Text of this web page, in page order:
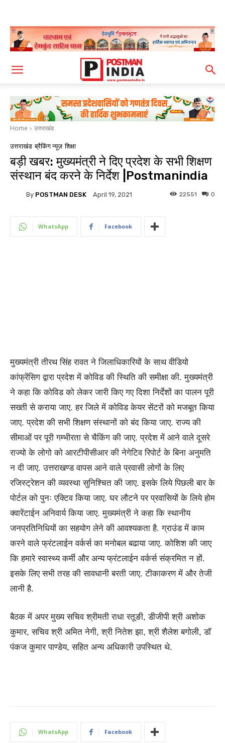
Home उत्तराखंड
उत्तराखंड ब्रैकिंग न्यूज़ शिक्षा
बड़ी खबर: मुख्यमंत्री ने दिए प्रदेश के सभी शिक्षण
संस्थान बंद करने के निर्देश |Postmanindia
By POSTMAN DESK April 19, 2021 0
22551
WhatsApp Facebook
मुख्यमंत्री तीरथ सिंह रावत ने जिलाधिकारियों के साथ वीडियो
कांफ्रेंसिग द्वारा प्रदेश में कोविड की स्थिति की समीक्षा की. मुख्यमंत्री
ने कहा कि कोविड को लेकर जारी किए गए दिशा निर्देशों का पालन पूरी
सख्ती से कराया जाए. हर जिले में कोविड केयर सेंटरों को मजबूत किया
जाए. प्रदेश की सभी शिक्षण संस्थानों को बंद किया जाए. राज्य की
सीमाओं पर पूरी गम्भीरता से चैकिंग की जाए. प्रदेश में आने वाले दूसरे
राज्यो के लोगो को आरटीपीसीआर की नेगेटिव रिपोर्ट के बिना अनुमति
न दी जाए. उत्तराखण्ड वापस आने वाले प्रवासी लोगों के लिए
रजिस्ट्रेशन की व्यवस्था सुनिश्चित की जाए. इसके लिये पिछली बार के
पोर्टल को पुनः एक्टिव किया जाए. घर लौटने पर प्रवासियों के लिये होम
क्वारेंटाईन अनिवार्य किया जाए. मुख्यमंत्री ने कहा कि स्थानीय
जनप्रतिनिधियों का सहयोग लेने की आवश्यकता है. ग्राउंड में काम
करने वाले फ्रंटलाईन वर्कर्स का मनोबल बढाया जाए. कोशिश की जाए
कि हमारे स्वास्थ्य कर्मी और अन्य फ्रंटलाईन वर्कर्स संक्रमित न हों.
इसके लिए सभी तरह की सावधानी बरती जाए. टीकाकरण में और तेजी
लानी है.
बैठक में अपर मुख्य सचिव श्रीमती राधा रतूङी, डीजीपी श्री अशोक
कुमार, सचिव श्री अमित नेगी, श्री नितेश झा, श्री शैलेश बगोली, डाॅ
पंकज कुमार पाण्डेय, सहित अन्य अधिकारी उपस्थित थे.
WhatsApp Facebook